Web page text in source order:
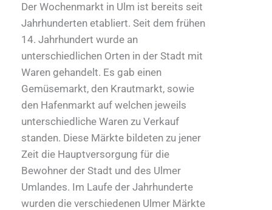
Der Wochenmarkt in Ulm ist bereits seit
Jahrhunderten etabliert. Seit dem frühen
14. Jahrhundert wurde an
unterschiedlichen Orten in der Stadt mit
Waren gehandelt. Es gab einen
Gemüsemarkt, den Krautmarkt, sowie
den Hafenmarkt auf welchen jeweils
unterschiedliche Waren zu Verkauf
standen. Diese Märkte bildeten zu jener
Zeit die Hauptversorgung für die
Bewohner der Stadt und des Ulmer
Umlandes. Im Laufe der Jahrhunderte
wurden die verschiedenen Ulmer Märkte